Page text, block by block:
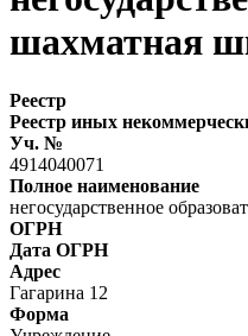
шахматная
Реестр
Реестр иных
Уч. №
4914040071
Полное наименование
негосударственное
ОГРН
Дата ОГРН
Адрес
Гагарина 12
Форма